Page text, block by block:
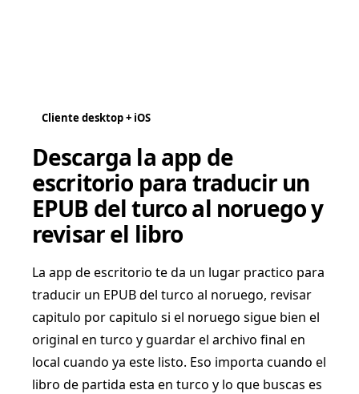
Cliente desktop + iOS
Descarga la app de
escritorio para traducir un
EPUB del turco al noruego y
revisar el libro
La app de escritorio te da un lugar practico para
traducir un EPUB del turco al noruego, revisar
capitulo por capitulo si el noruego sigue bien el
original en turco y guardar el archivo final en
local cuando ya este listo. Eso importa cuando el
libro de partida esta en turco y lo que buscas es